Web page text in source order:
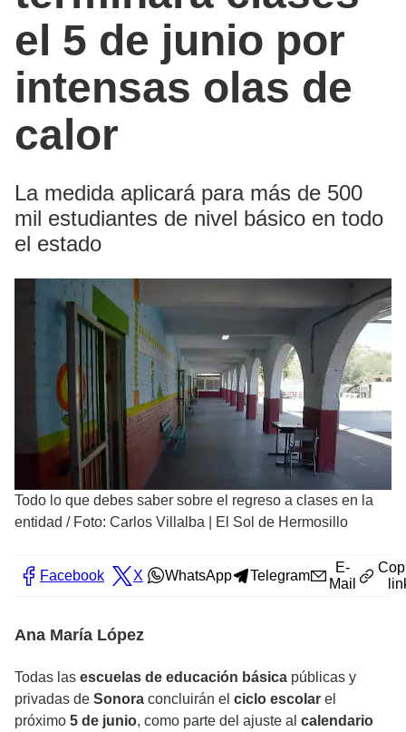
el 5 de junio por
intensas olas de
calor
La medida aplicará para más de 500
mil estudiantes de nivel básico en todo
el estado
Todo lo que debes saber sobre el regreso a clases en la
entidad / Foto: Carlos Villalba | El Sol de Hermosillo
Facebook X WhatsApp Telegram
E-
Mail
Ana María López
Todas las escuelas de educación básica públicas y
privadas de Sonora concluirán el ciclo escolar el
próximo 5 de junio, como parte del ajuste al calendario